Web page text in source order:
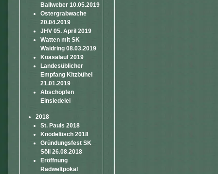
Ballweber 10.05.2019
Ostergrabwache
20.04.2019
JHV 05. April 2019
Watten mit SK
Waidring 08.03.2019
Koasalauf 2019
Landesüblicher
Empfang Kitzbühel
21.01.2019
Abschöpfen
Einsiedelei
2018
St. Pauls 2018
Knödeltisch 2018
Gründungsfest SK
Söll 26.08.2018
Eröffnung
Radweltpokal